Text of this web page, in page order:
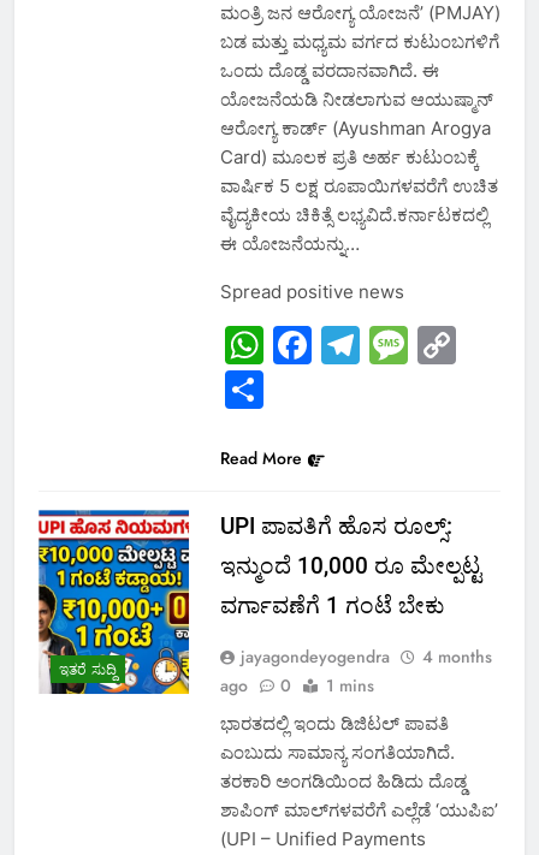
ಮಂತ್ರಿ ಜನ ಆರೋಗ್ಯ ಯೋಜನೆ’ (PMJAY)
ಬಡ ಮತ್ತು ಮಧ್ಯಮ ವರ್ಗದ ಕುಟುಂಬಗಳಿಗೆ
ಒಂದು ದೊಡ್ಡ ವರದಾನವಾಗಿದೆ. ಈ
ಯೋಜನೆಯಡಿ ನೀಡಲಾಗುವ ಆಯುಷ್ಮಾನ್
ಆರೋಗ್ಯ ಕಾರ್ಡ್ (Ayushman Arogya
Card) ಮೂಲಕ ಪ್ರತಿ ಅರ್ಹ ಕುಟುಂಬಕ್ಕೆ
ವಾರ್ಷಿಕ 5 ಲಕ್ಷ ರೂಪಾಯಿಗಳವರೆಗೆ ಉಚಿತ
ವೈದ್ಯಕೀಯ ಚಿಕಿತ್ಸೆ ಲಭ್ಯವಿದೆ.ಕರ್ನಾಟಕದಲ್ಲಿ
ಈ ಯೋಜನೆಯನ್ನು…
Spread positive news
WhatsApp
Facebook
Telegram
Share
Read More
ಇತರೆ ಸುದ್ದಿ
UPI ಪಾವತಿಗೆ ಹೊಸ ರೂಲ್ಸ್:
ಇನ್ಮುಂದೆ 10,000 ರೂ ಮೇಲ್ಪಟ್ಟ
ವರ್ಗಾವಣೆಗೆ 1 ಗಂಟೆ ಬೇಕು
jayagondeyogendra
4 months
ago
0 1 mins
ಭಾರತದಲ್ಲಿ ಇಂದು ಡಿಜಿಟಲ್ ಪಾವತಿ
ಎಂಬುದು ಸಾಮಾನ್ಯ ಸಂಗತಿಯಾಗಿದೆ.
ತರಕಾರಿ ಅಂಗಡಿಯಿಂದ ಹಿಡಿದು ದೊಡ್ಡ
ಶಾಪಿಂಗ್ ಮಾಲ್‌ಗಳವರೆಗೆ ಎಲ್ಲೆಡೆ ‘ಯುಪಿಐ’
(UPI – Unified Payments